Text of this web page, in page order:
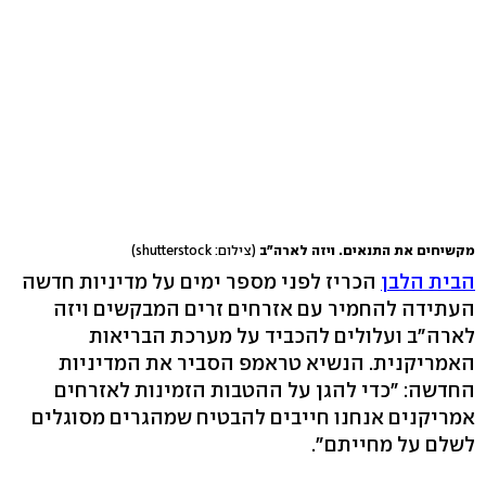
מקשיחים את התנאים. ויזה לארה"ב (צילום: shutterstock)
הבית הלבן הכריז לפני מספר ימים על מדיניות חדשה
העתידה להחמיר עם אזרחים זרים המבקשים ויזה
לארה"ב ועלולים להכביד על מערכת הבריאות
האמריקנית. הנשיא טראמפ הסביר את המדיניות
החדשה: "כדי להגן על ההטבות הזמינות לאזרחים
אמריקנים אנחנו חייבים להבטיח שמהגרים מסוגלים
לשלם על מחייתם".